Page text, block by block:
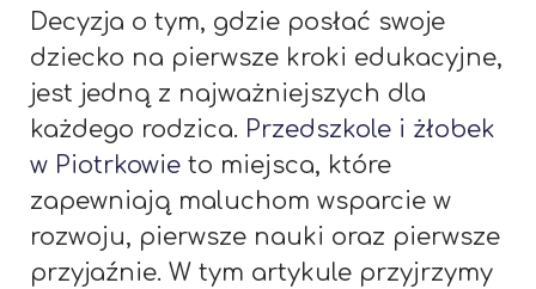
Decyzja o tym, gdzie posłać swoje
dziecko na pierwsze kroki edukacyjne,
jest jedną z najważniejszych dla
każdego rodzica. Przedszkole i żłobek
w Piotrkowie to miejsca, które
zapewniają maluchom wsparcie w
rozwoju, pierwsze nauki oraz pierwsze
przyjaźnie. W tym artykule przyjrzymy